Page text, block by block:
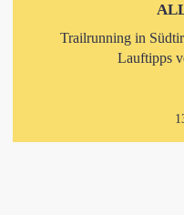
Trailrunning in
Lauftipps